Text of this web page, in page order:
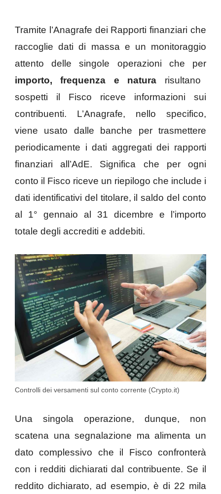
Tramite l’Anagrafe dei Rapporti finanziari che
raccoglie dati di massa e un monitoraggio
attento delle singole operazioni che per
importo, frequenza e natura risultano
sospetti il Fisco riceve informazioni sui
contribuenti. L’Anagrafe, nello specifico,
viene usato dalle banche per trasmettere
periodicamente i dati aggregati dei rapporti
finanziari all’AdE. Significa che per ogni
conto il Fisco riceve un riepilogo che include i
dati identificativi del titolare, il saldo del conto
al 1° gennaio al 31 dicembre e l’importo
totale degli accrediti e addebiti.
Controlli dei versamenti sul conto corrente (Crypto.it)
Una singola operazione, dunque, non
scatena una segnalazione ma alimenta un
dato complessivo che il Fisco confronterà
con i redditi dichiarati dal contribuente. Se il
reddito dichiarato, ad esempio, è di 22 mila